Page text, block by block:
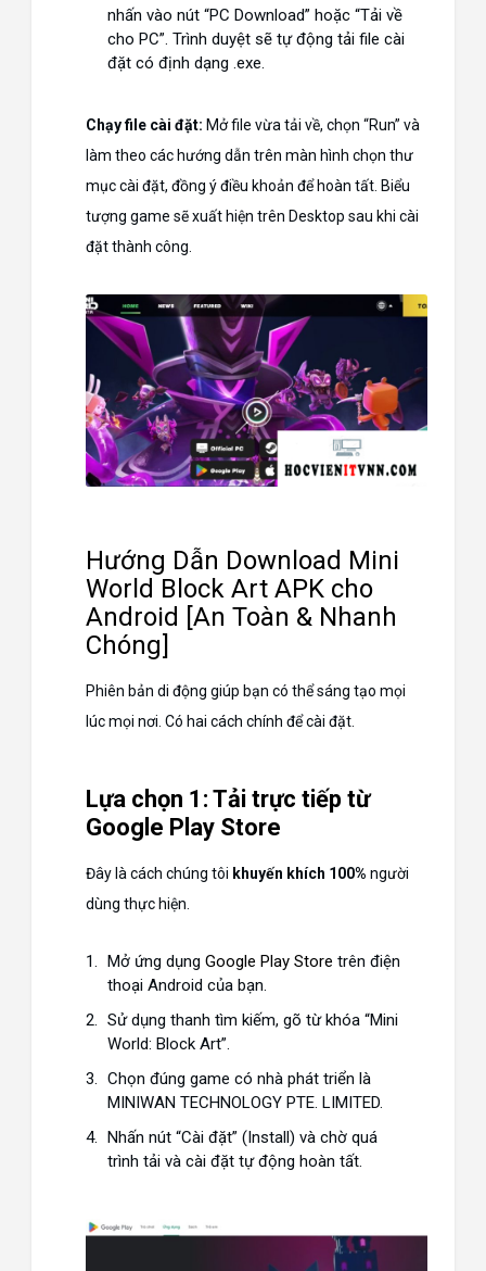
nhấn vào nút “PC Download” hoặc “Tải về
cho PC”. Trình duyệt sẽ tự động tải file cài
đặt có định dạng .exe.
Chạy file cài đặt: Mở file vừa tải về, chọn “Run” và
làm theo các hướng dẫn trên màn hình chọn thư
mục cài đặt, đồng ý điều khoản để hoàn tất. Biểu
tượng game sẽ xuất hiện trên Desktop sau khi cài
đặt thành công.
Hướng Dẫn Download Mini
World Block Art APK cho
Android [An Toàn & Nhanh
Chóng]
Phiên bản di động giúp bạn có thể sáng tạo mọi
lúc mọi nơi. Có hai cách chính để cài đặt.
Lựa chọn 1: Tải trực tiếp từ
Google Play Store
Đây là cách chúng tôi khuyến khích 100% người
dùng thực hiện.
Mở ứng dụng Google Play Store trên điện
thoại Android của bạn.
Sử dụng thanh tìm kiếm, gõ từ khóa “Mini
World: Block Art”.
Chọn đúng game có nhà phát triển là
MINIWAN TECHNOLOGY PTE. LIMITED.
Nhấn nút “Cài đặt” (Install) và chờ quá
trình tải và cài đặt tự động hoàn tất.